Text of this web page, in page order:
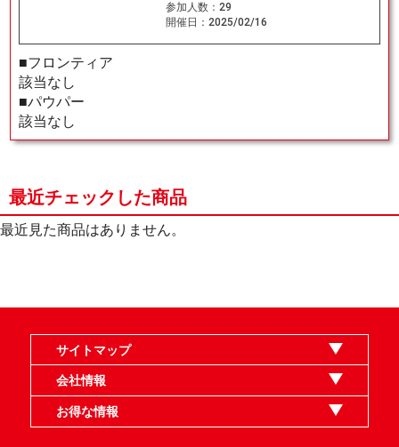
参加人数： 29
開催日： 2025/02/16
■フロンティア
該当なし
■パウパー
該当なし
最近チェックした商品
最近見た商品はありません。
サイトマップ
オンラインショップ
買取
記事
選手一覧
デッキ検索
デッキ構築
イベント・大会
店舗のご案内
お問い合わせ
ヘルプ
FAQ
会社情報
利用規約
スタッフ募集
特定商取引法表示
個人情報保護指針
企業情報
お得な情報